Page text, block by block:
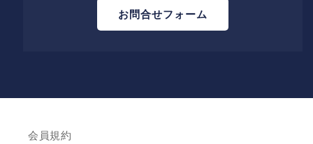
お問合せフォーム
会員規約